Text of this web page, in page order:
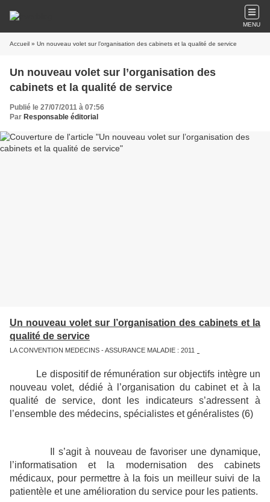
MENU
Accueil » Un nouveau volet sur l’organisation des cabinets et la qualité de service
Un nouveau volet sur l’organisation des
cabinets et la qualité de service
Publié le 27/07/2011 à 07:56
Par Responsable éditorial
Un nouveau volet sur l’organisation des cabinets et la
qualité de service
LA CONVENTION MEDECINS - ASSURANCE MALADIE : 2011
Le dispositif de rémunération sur objectifs intègre un
nouveau volet, dédié à l’organisation du cabinet et à la
qualité de service,
dont les indicateurs s’adressent à
l’ensemble des médecins, spécialistes et généralistes (6)
Il s’agit à nouveau de favoriser une dynamique,
l’informatisation et la modernisation des cabinets
médicaux, pour permettre à la fois un meilleur suivi de la
patientèle et une amélioration du service pour les patients.